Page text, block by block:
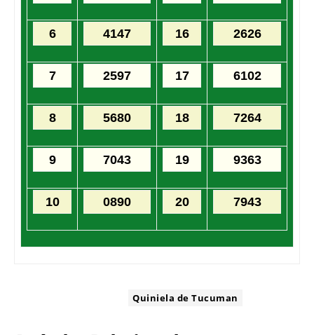
6 4147 16 2626
7 2597 17 6102
8 5680 18 7264
9 7043 19 9363
10 0890 20 7943
Quiniela de Tucuman